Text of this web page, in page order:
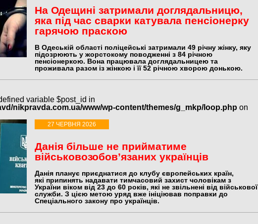
На Одещині затримали доглядальницю,
яка під час сварки катувала пенсіонерку
гарячою праскою
В Одеській області поліцейські затримали 49 річну жінку, яку
підозрюють у жорстокому поводженні з 84 річною
пенсіонеркою. Вона працювала доглядальницею та
проживала разом із жінкою і її 52 річною хворою донькою.
variable $post_id in
nikpravda.com.ua/www/wp-content/themes/g_mkp/loop.php on
27 ЧЕРВНЯ 2026
Данія більше не прийматиме
військовозобов’язаних українців
Данія планує приєднатися до клубу європейських країн,
які припинять надавати тимчасовий захист чоловікам з
України віком від 23 до 60 років, які не звільнені від військової
служби. З цією метою уряд вже ініціював поправки до
Спеціального закону про українців.